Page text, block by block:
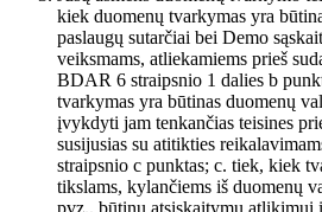
kiek duomenų tvarkymas yra
paslaugų sutarčiai bei Demo
veiksmams, atliekamiems prieš
BDAR 6 straipsnio 1 dalies b
tvarkymas yra būtinas duomenų
įvykdyti jam tenkančias teisines
susijusias su atitikties
straipsnio c punktas; c. tiek, kiek
tikslams, kylančiems iš duomenų
pvz., būtinų atsiskaitymų atlikimui